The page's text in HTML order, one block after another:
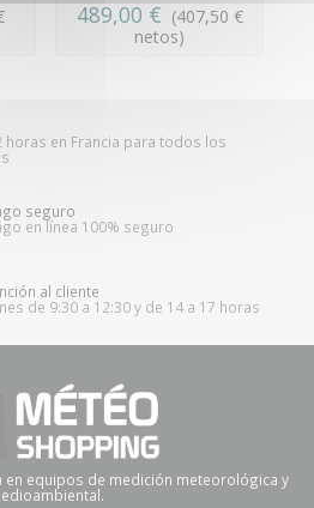
489,00 € (407,50 €
netos)
horas en Francia para todos los
seguro
en línea 100% seguro
al cliente
de 9:30 a 12:30 y de 14 a 17 horas
equipos de medición meteorológica y